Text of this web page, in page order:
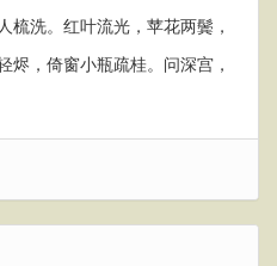
梳洗。红叶流光，苹花两鬓，
烬，倚窗小瓶疏桂。问深宫，